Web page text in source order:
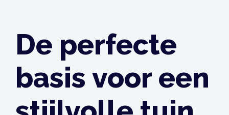
De perfecte
basis voor een